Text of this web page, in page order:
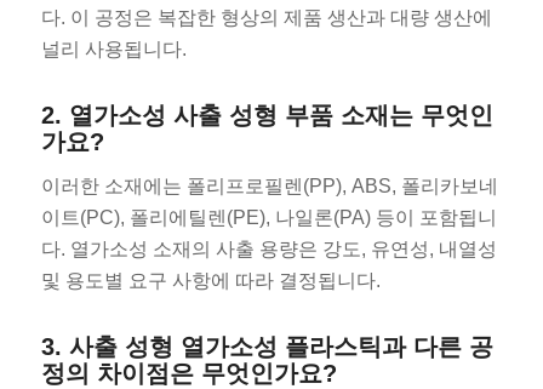
다. 이 공정은 복잡한 형상의 제품 생산과 대량 생산에
널리 사용됩니다.
2. 열가소성 사출 성형 부품 소재는 무엇인
가요?
이러한 소재에는 폴리프로필렌(PP), ABS, 폴리카보네
이트(PC), 폴리에틸렌(PE), 나일론(PA) 등이 포함됩니
다. 열가소성 소재의 사출 용량은 강도, 유연성, 내열성
및 용도별 요구 사항에 따라 결정됩니다.
3. 사출 성형 열가소성 플라스틱과 다른 공
정의 차이점은 무엇인가요?